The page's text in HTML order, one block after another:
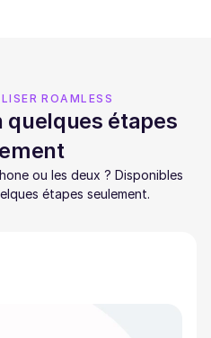
ROAMLESS
quelques étapes
ou les deux ? Disponibles
étapes seulement.